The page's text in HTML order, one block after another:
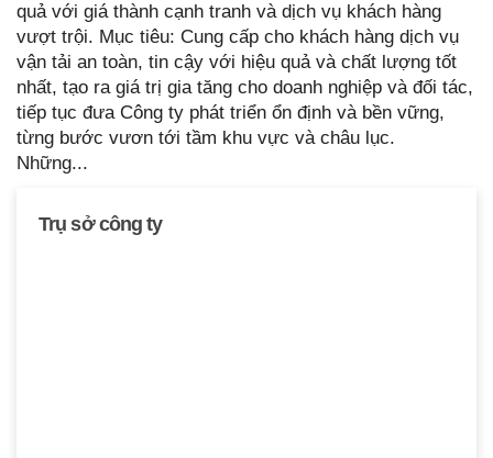
quả với giá thành cạnh tranh và dịch vụ khách hàng
vượt trội. Mục tiêu: Cung cấp cho khách hàng dịch vụ
vận tải an toàn, tin cậy với hiệu quả và chất lượng tốt
nhất, tạo ra giá trị gia tăng cho doanh nghiệp và đối tác,
tiếp tục đưa Công ty phát triển ổn định và bền vững,
từng bước vươn tới tầm khu vực và châu lục.
Những...
Trụ sở công ty